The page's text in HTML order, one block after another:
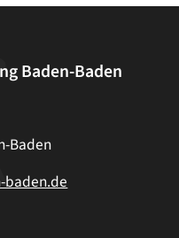
Baden-Baden
Baden
baden.de